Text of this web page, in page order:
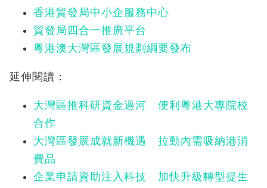
香港貿發局中小企服務中心
貿發局四合一推廣平台
粵港澳大灣區發展規劃綱要發布
延伸閱讀：
大灣區推科研資金過河 便利粵港大專院校
合作
大灣區發展成就新機遇 拉動內需吸納港消
費品
企業申請資助注入科技 加快升級轉型提生